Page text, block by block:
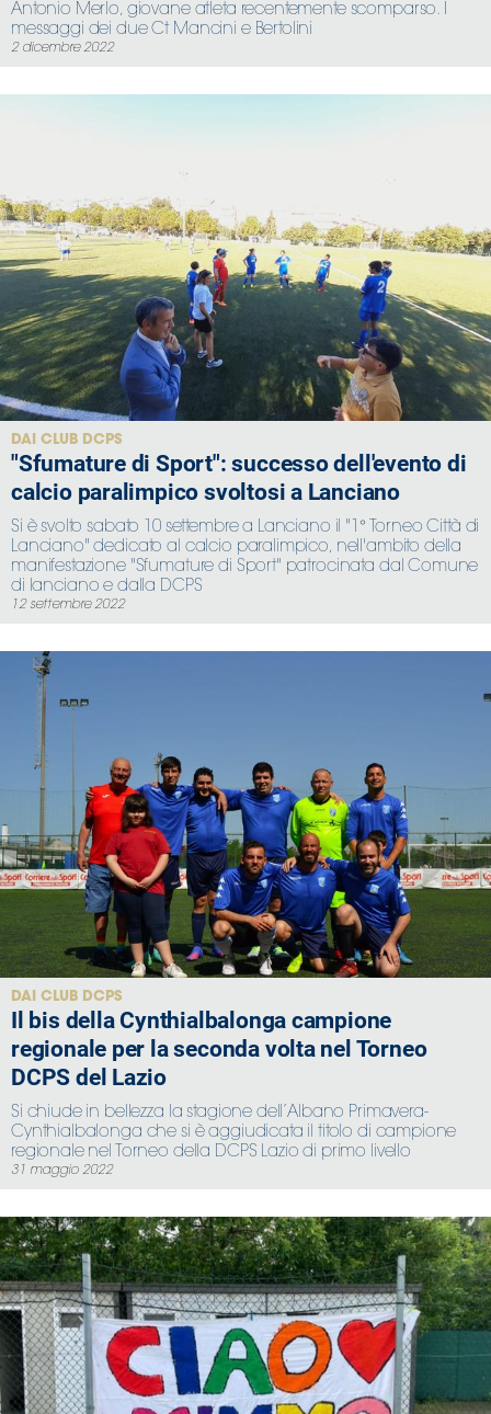
Antonio Merlo, giovane atleta recentemente scomparso. I
messaggi dei due Ct Mancini e Bertolini
2 dicembre 2022
DAI CLUB DCPS
"Sfumature di Sport": successo dell'evento di
calcio paralimpico svoltosi a Lanciano
Si è svolto sabato 10 settembre a Lanciano il "1° Torneo Città di
Lanciano" dedicato al calcio paralimpico, nell'ambito della
manifestazione "Sfumature di Sport" patrocinata dal Comune
di lanciano e dalla DCPS
12 settembre 2022
DAI CLUB DCPS
Il bis della Cynthialbalonga campione
regionale per la seconda volta nel Torneo
DCPS del Lazio
Si chiude in bellezza la stagione dell’Albano Primavera-
Cynthialbalonga che si è aggiudicata il titolo di campione
regionale nel Torneo della DCPS Lazio di primo livello
31 maggio 2022